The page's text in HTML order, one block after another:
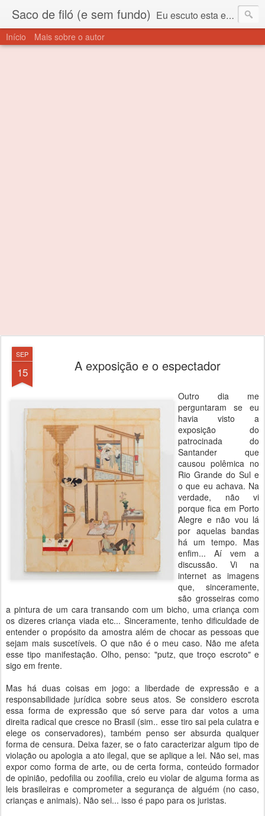
Saco de filó (e sem fundo) Eu escuto esta expressão "saco de filó" desde criança. Para quem não sabe, filó é um tecido todo furadinho e permite que um saco feito com ele, mesmo que muito exposto ao ar soprado para dentro, nunca vai se encher. Aí está o propósito deste nome... Para viver em sociedade tem que ter saco de filó.
Início Mais sobre o autor
SEP
15 A exposição e o espectador
Outro dia me
perguntaram se eu
havia visto a
exposição do
patrocinada do
Santander que
causou polêmica no
Rio Grande do Sul e
o que eu achava. Na
verdade, não vi
porque fica em Porto
Alegre e não vou lá
por aquelas bandas
há um tempo. Mas
enfim... Aí vem a
discussão. Vi na
internet as imagens
que, sinceramente,
são grosseiras como
a pintura de um cara transando com um bicho, uma criança com
os dizeres criança viada etc... Sinceramente, tenho dificuldade de
entender o propósito da amostra além de chocar as pessoas que
sejam mais suscetíveis. O que não é o meu caso. Não me afeta
esse tipo manifestação. Olho, penso: "putz, que troço escroto" e
sigo em frente.
Mas há duas coisas em jogo: a liberdade de expressão e a
responsabilidade jurídica sobre seus atos. Se considero escrota
essa forma de expressão que só serve para dar votos a uma
direita radical que cresce no Brasil (sim.. esse tiro sai pela culatra e
elege os conservadores), também penso ser absurda qualquer
forma de censura. Deixa fazer, se o fato caracterizar algum tipo de
violação ou apologia a ato ilegal, que se aplique a lei. Não sei, mas
expor como forma de arte, ou de certa forma, conteúdo formador
de opinião, pedofilia ou zoofilia, creio eu violar de alguma forma as
leis brasileiras e comprometer a segurança de alguém (no caso,
crianças e animais). Não sei... isso é papo para os juristas.